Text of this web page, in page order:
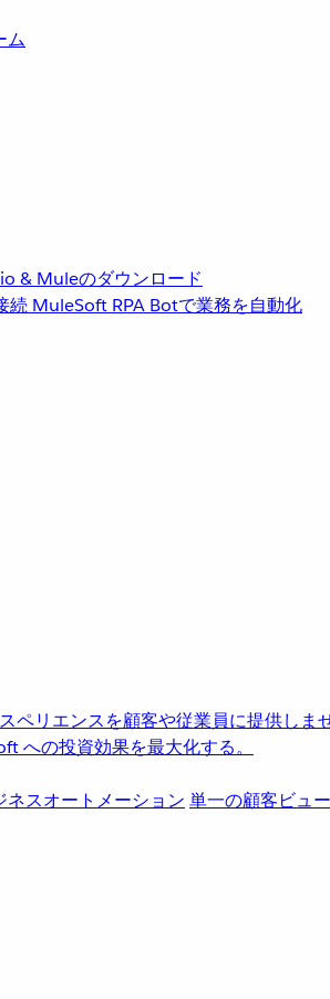
ム
& Muleのダウンロード
続 MuleSoft RPA Botで業務を自動化
ペリエンスを顧客や従業員に提供しま
への投資効果を最大化する。
ネスオートメーション 単一の顧客ビュー